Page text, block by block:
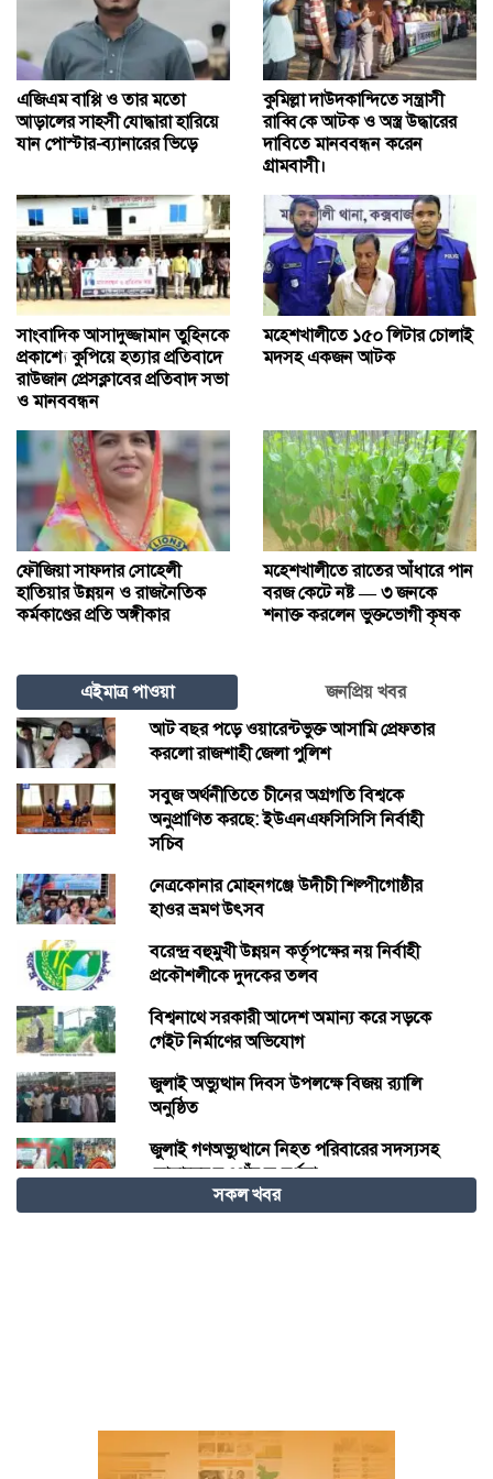
এজিএম বাপ্পি ও তার মতো
আড়ালের সাহসী যোদ্ধারা হারিয়ে
যান পোস্টার-ব্যানারের ভিড়ে
কুমিল্লা দাউদকান্দিতে সন্ত্রাসী
রাব্বি কে আটক ও অস্ত্র উদ্ধারের
দাবিতে মানববন্ধন করেন
গ্রামবাসী।
সাংবাদিক আসাদুজ্জামান তুহিনকে
প্রকাশ্যে কুপিয়ে হত্যার প্রতিবাদে
রাউজান প্রেসক্লাবের প্রতিবাদ সভা
ও মানববন্ধন
মহেশখালীতে ১৫০ লিটার চোলাই
মদসহ একজন আটক
ফৌজিয়া সাফদার সোহেলী
হাতিয়ার উন্নয়ন ও রাজনৈতিক
কর্মকাণ্ডের প্রতি অঙ্গীকার
মহেশখালীতে রাতের আঁধারে পান
বরজ কেটে নষ্ট — ৩ জনকে
শনাক্ত করলেন ভুক্তভোগী কৃষক
এইমাত্র পাওয়া
জনপ্রিয় খবর
আট বছর পড়ে ওয়ারেন্টভুক্ত আসামি প্রেফতার
করলো রাজশাহী জেলা পুলিশ
সবুজ অর্থনীতিতে চীনের অগ্রগতি বিশ্বকে
অনুপ্রাণিত করছে: ইউএনএফসিসিসি নির্বাহী
সচিব
নেত্রকোনার মোহনগঞ্জে উদীচী শিল্পীগোষ্ঠীর
হাওর ভ্রমণ উৎসব
বরেন্দ্র বহুমুখী উন্নয়ন কর্তৃপক্ষের নয় নির্বাহী
প্রকৌশলীকে দুদকের তলব
বিশ্বনাথে সরকারী আদেশ অমান্য করে সড়কে
গেইট নির্মাণের অভিযোগ
জুলাই অভ্যুত্থান দিবস উপলক্ষে বিজয় র‍্যালি
অনুষ্ঠিত
জুলাই গণঅভ্যুত্থানে নিহত পরিবারের সদস্যসহ
যোদ্ধাদের নওগাঁয় সংবর্ধনা
দাবদাহের বিশ্বে শীতল গন্তব্য হিসেবে চীনের
বরগুনায় পুলিশের বিশেষ অভিযানে বিপুল
পরিমাণ টাকা ও স্বর্ণালংকারসহ আটক ২
সকল খবর